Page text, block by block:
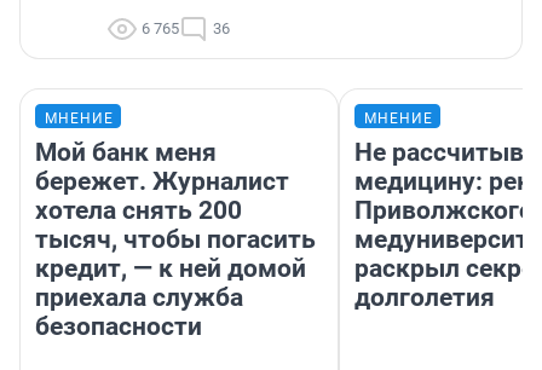
6 765 36
МНЕНИЕ
Мой банк меня
бережет. Журналист
хотела снять 200
тысяч, чтобы погасить
кредит, — к ней домой
приехала служба
безопасности
МНЕНИЕ
Не
медицину:
Приволжского
раскрыл
долголетия